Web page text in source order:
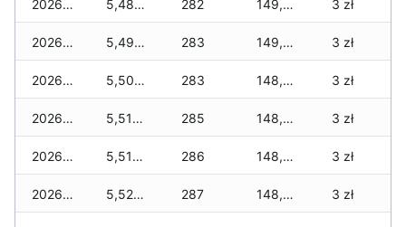
2026-05-19 5,480 zł 282 149,250 zł 3 zł
2026-05-18 5,490 zł 283 149,040 zł 3 zł
2026-05-17 5,500 zł 283 148,900 zł 3 zł
2026-05-16 5,510 zł 285 148,800 zł 3 zł
2026-05-15 5,510 zł 286 148,740 zł 3 zł
2026-05-14 5,520 zł 287 148,560 zł 3 zł